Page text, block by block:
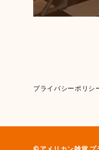
プライバシーポリシ